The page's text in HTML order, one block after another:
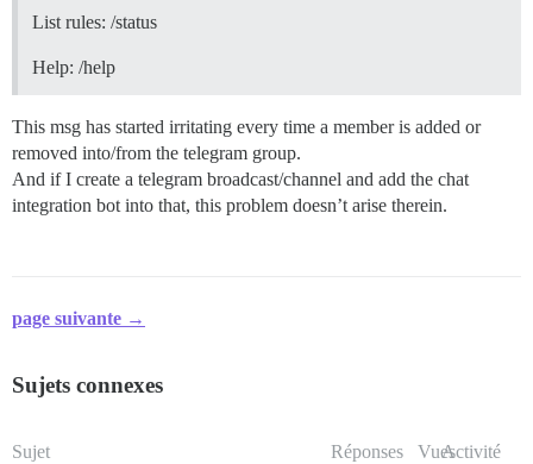
List rules: /status
Help: /help
This msg has started irritating every time a member is added or
removed into/from the telegram group.
And if I create a telegram broadcast/channel and add the chat
integration bot into that, this problem doesn’t arise therein.
page suivante →
Sujets connexes
Sujet Réponses VuesActivité